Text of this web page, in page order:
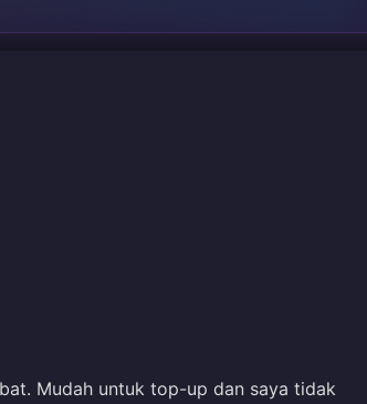
Mudah untuk top-up dan saya tidak